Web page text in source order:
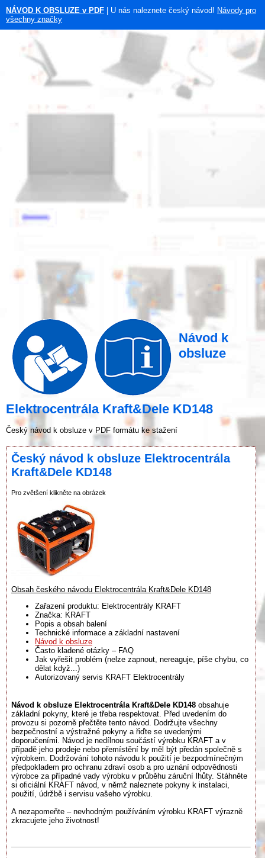
NÁVOD K OBSLUZE v PDF | U nás naleznete český návod! Návody pro
všechny značky
Návod k
obsluze
Elektrocentrála Kraft&Dele KD148
Český návod k obsluze v PDF formátu ke stažení
Český návod k obsluze Elektrocentrála
Kraft&Dele KD148
Pro zvětšení klikněte na obrázek
Obsah českého návodu Elektrocentrála Kraft&Dele KD148
Zařazení produktu: Elektrocentrály KRAFT
Značka: KRAFT
Popis a obsah balení
Technické informace a základní nastavení
Návod k obsluze
Často kladené otázky – FAQ
Jak vyřešit problém (nelze zapnout, nereaguje, píše chybu, co
dělat když...)
Autorizovaný servis KRAFT Elektrocentrály
Návod k obsluze Elektrocentrála Kraft&Dele KD148 obsahuje
základní pokyny, které je třeba respektovat. Před uvedením do
provozu si pozorně přečtěte tento návod. Dodržujte všechny
bezpečnostní a výstražné pokyny a řiďte se uvedenými
doporučeními. Návod je nedílnou součástí výrobku KRAFT a v
případě jeho prodeje nebo přemístění by měl být předán společně s
výrobkem. Dodržování tohoto návodu k použití je bezpodmínečným
předpokladem pro ochranu zdraví osob a pro uznání odpovědnosti
výrobce za případné vady výrobku v průběhu záruční lhůty. Stáhněte
si oficiální KRAFT návod, v němž naleznete pokyny k instalaci,
použití, údržbě i servisu vašeho výrobku.
A nezapomeňte – nevhodným používáním výrobku KRAFT výrazně
zkracujete jeho životnost!